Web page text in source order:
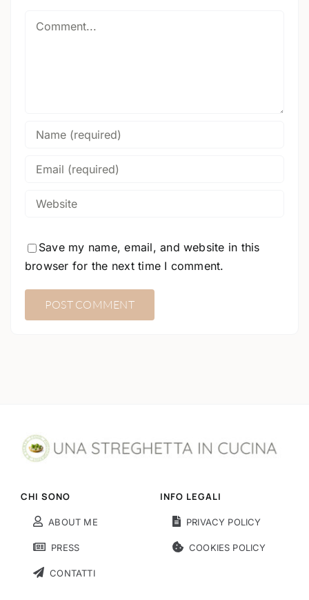
Save my name, email, and website in this
browser for the next time I comment.
CHI SONO
ABOUT ME
PRESS
CONTATTI
INFO LEGALI
PRIVACY POLICY
COOKIES POLICY